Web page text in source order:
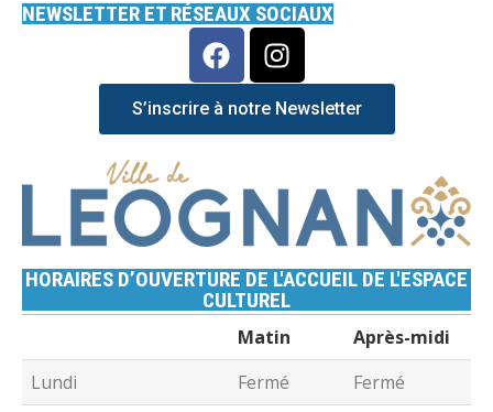
NEWSLETTER ET RÉSEAUX SOCIAUX
S’inscrire à notre Newsletter
HORAIRES D’OUVERTURE DE L'ACCUEIL DE L'ESPACE
CULTUREL
Matin
Après-midi
Lundi
Fermé
Fermé